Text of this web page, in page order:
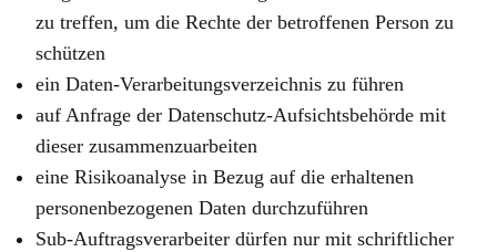
zu treffen, um die Rechte der betroffenen Person zu
schützen
ein Daten-Verarbeitungsverzeichnis zu führen
auf Anfrage der Datenschutz-Aufsichtsbehörde mit
dieser zusammenzuarbeiten
eine Risikoanalyse in Bezug auf die erhaltenen
personenbezogenen Daten durchzuführen
Sub-Auftragsverarbeiter dürfen nur mit schriftlicher